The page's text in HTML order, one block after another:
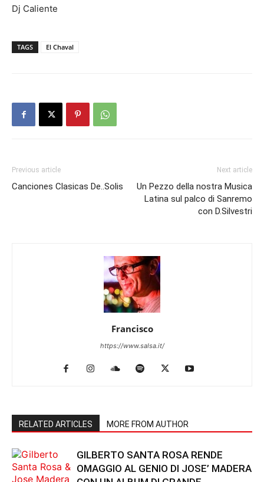
Dj Caliente
TAGS El Chaval
Previous article
Canciones Clasicas De..Solis
Next article
Un Pezzo della nostra Musica
Latina sul palco di Sanremo
con D.Silvestri
Francisco
https://www.salsa.it/
RELATED ARTICLES MORE FROM AUTHOR
GILBERTO SANTA ROSA RENDE
OMAGGIO AL GENIO DI JOSE’ MADERA